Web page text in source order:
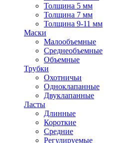
Толщина 5 мм
Толщина 7 мм
Толщина 9-11 мм
Маски
Малообъемные
Среднеобъемные
Объемные
Трубки
Охотничьи
Одноклапанные
Двуклапанные
Ласты
Длинные
Короткие
Средние
Регулируемые